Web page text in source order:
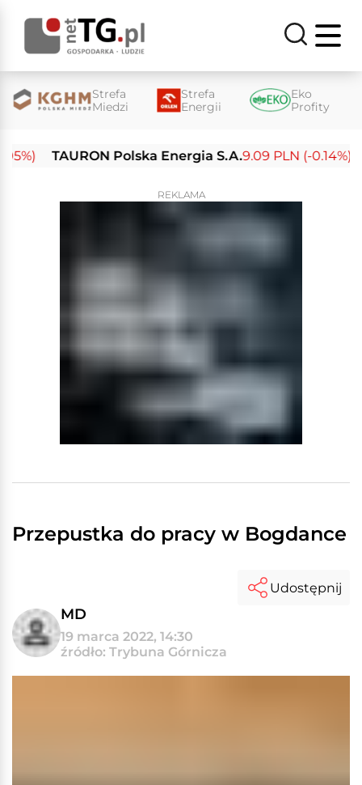
Strefa
Miedzi
Strefa
Energii
Eko
Profity
TAURON Polska Energia S.A.9.09 PLN (-0.14%)
REKLAMA
Przepustka do pracy w Bogdance
MD
19 marca 2022, 14:30
źródło: Trybuna Górnicza
Udostępnij